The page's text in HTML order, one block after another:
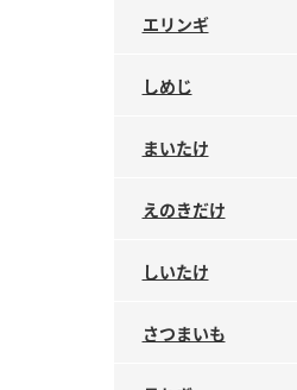
エリンギ
しめじ
まいたけ
えのきだけ
しいたけ
さつまいも